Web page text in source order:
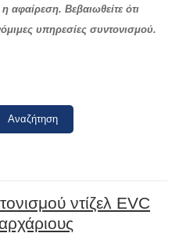
αφαίρεση. Βεβαιωθείτε ότι
υπηρεσίες συντονισμού.
Αναζήτηση
ντίζελ EVC